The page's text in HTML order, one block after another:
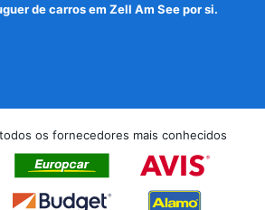
de carros em Zell Am See por si.
os fornecedores mais conhecidos